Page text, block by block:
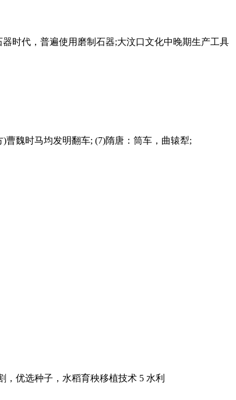
时代，普遍使用磨制石器;大汶口文化中晚期生产工具
曹魏时马均发明翻车; (7)隋唐：筒车，曲辕犁;
优选种子，水稻育秧移植技术 5 水利